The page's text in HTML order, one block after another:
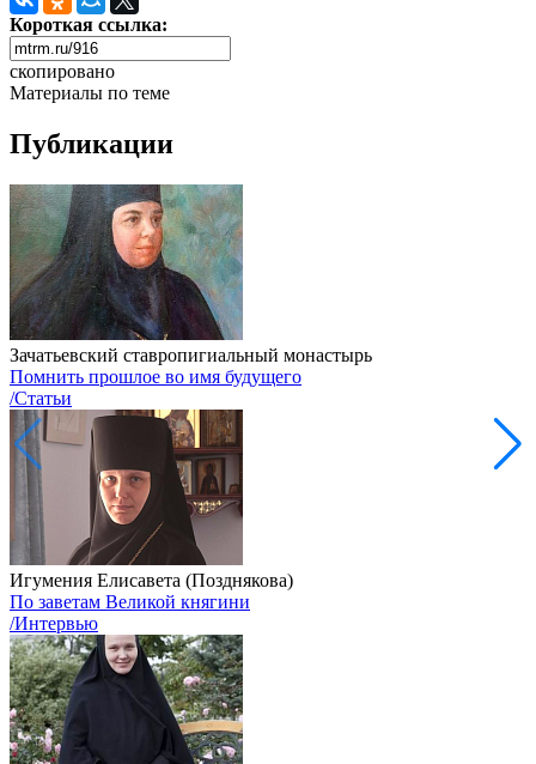
Короткая ссылка:
скопировано
Материалы по теме
Публикации
Зачатьевский ставропигиальный монастырь
Помнить прошлое во имя будущего
/Статьи
Игумения Елисавета (Позднякова)
По заветам Великой княгини
/Интервью